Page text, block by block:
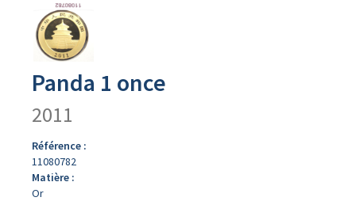
produit
Panda 1 once
2011
Référence :
11080782
Matière :
Or